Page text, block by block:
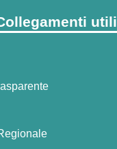
utili